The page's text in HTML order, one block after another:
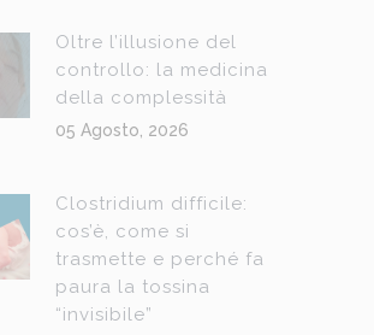
Oltre l’illusione del
controllo: la medicina
della complessità
05 Agosto, 2026
Clostridium difficile:
cos’è, come si
trasmette e perché fa
paura la tossina
“invisibile”